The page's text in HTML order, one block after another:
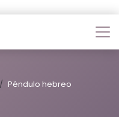
Péndulo hebreo